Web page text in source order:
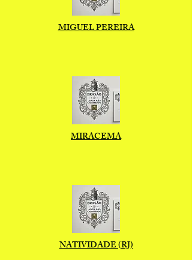
MIGUEL PEREIRA
MIRACEMA
NATIVIDADE (RJ)